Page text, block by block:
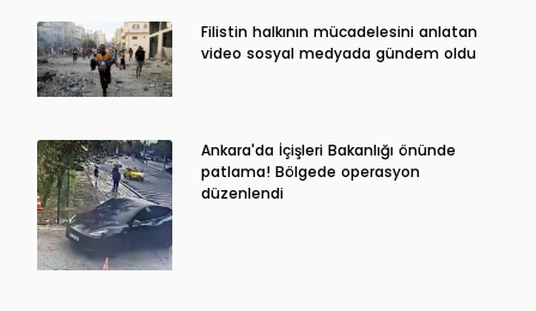
Filistin halkının mücadelesini anlatan
video sosyal medyada gündem oldu
Ankara'da İçişleri Bakanlığı önünde
patlama! Bölgede operasyon
düzenlendi